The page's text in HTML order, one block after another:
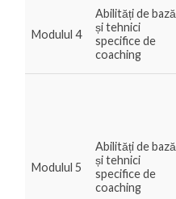
Modulul 4
Abilități de bază
și tehnici
specifice de
coaching
Modulul 5
Abilități de bază
și tehnici
specifice de
coaching